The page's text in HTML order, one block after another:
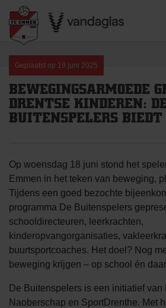
content
Geplaatst op 19 juni 2025
BEWEGINGSARMOEDE
DRENTSE KINDEREN:
BUITENSPELERS
Op woensdag 18 juni stond het
Emmen in het teken van beweging,
Tijdens een goed bezochte
programma De Buitenspelers
schooldirecteuren, leerkrachten,
kinderopvangorganisaties,
buurtsportcoaches. Het doel? Nog
beweging krijgen – op school én
De Buitenspelers is een initiatief van
Naoberschap en SportDrenthe. Met